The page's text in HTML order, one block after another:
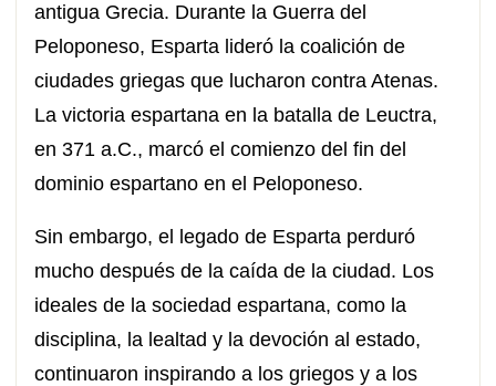
antigua Grecia. Durante la Guerra del
Peloponeso, Esparta lideró la coalición de
ciudades griegas que lucharon contra Atenas.
La victoria espartana en la batalla de Leuctra,
en 371 a.C., marcó el comienzo del fin del
dominio espartano en el Peloponeso.
Sin embargo, el legado de Esparta perduró
mucho después de la caída de la ciudad. Los
ideales de la sociedad espartana, como la
disciplina, la lealtad y la devoción al estado,
continuaron inspirando a los griegos y a los